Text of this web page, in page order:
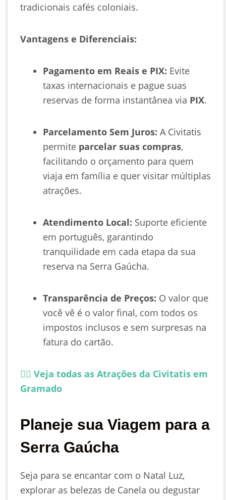
tradicionais cafés coloniais.
Vantagens e Diferenciais:
Pagamento em Reais e PIX: Evite
taxas internacionais e pague suas
reservas de forma instantânea via PIX.
Parcelamento Sem Juros: A Civitatis
permite parcelar suas compras,
facilitando o orçamento para quem
viaja em família e quer visitar múltiplas
atrações.
Atendimento Local: Suporte eficiente
em português, garantindo
tranquilidade em cada etapa da sua
reserva na Serra Gaúcha.
Transparência de Preços: O valor que
você vê é o valor final, com todos os
impostos inclusos e sem surpresas na
fatura do cartão.
👉🏻 Veja todas as Atrações da Civitatis em
Gramado
Planeje sua Viagem para a
Serra Gaúcha
Seja para se encantar com o Natal Luz,
explorar as belezas de Canela ou degustar